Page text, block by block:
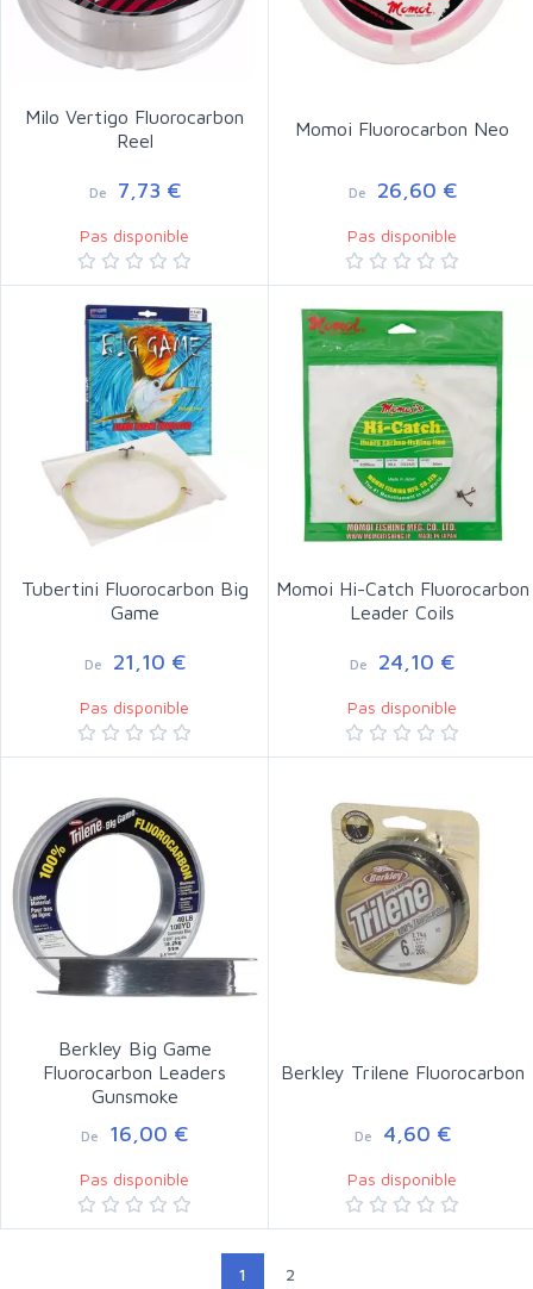
Milo Vertigo Fluorocarbon
Reel
De 7,73 €
Pas disponible
Momoi Fluorocarbon Neo
De 26,60 €
Pas disponible
Tubertini Fluorocarbon Big
Game
De 21,10 €
Pas disponible
Momoi Hi-Catch Fluorocarbon
Leader Coils
De 24,10 €
Pas disponible
Berkley Big Game
Fluorocarbon Leaders
Gunsmoke
De 16,00 €
Pas disponible
Berkley Trilene Fluorocarbon
De 4,60 €
Pas disponible
1 2